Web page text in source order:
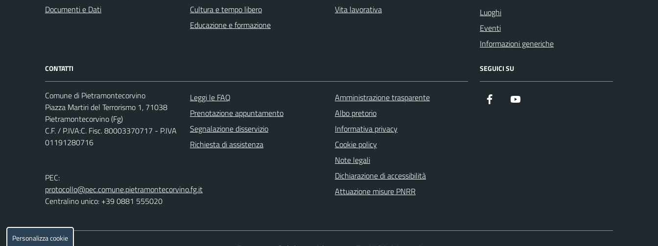
Documenti e Dati
Cultura e tempo libero
Educazione e formazione
Vita lavorativa
Luoghi
Eventi
Informazioni generiche
CONTATTI
Comune di Pietramontecorvino
Piazza Martiri del Terrorismo 1, 71038
Pietramontecorvino (Fg)
C.F. / P.IVA:C. Fisc. 80003370717 - P.IVA
01191280716
PEC:
protocollo@pec.comune.pietramontecorvino.fg.it
Centralino unico: +39 0881 555020
Leggi le FAQ
Prenotazione appuntamento
Segnalazione disservizio
Richiesta di assistenza
Amministrazione trasparente
Albo pretorio
Informativa privacy
Cookie policy
Note legali
Dichiarazione di accessibilità
Attuazione misure PNRR
SEGUICI SU
Facebook
Personalizza cookie